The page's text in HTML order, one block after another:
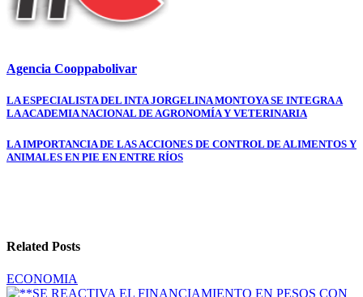
Agencia Cooppabolivar
Navegación
de
entradas
LA ESPECIALISTA DEL INTA JORGELINA MONTOYA SE INTEGRA A
LA ACADEMIA NACIONAL DE AGRONOMÍA Y VETERINARIA
LA IMPORTANCIA DE LAS ACCIONES DE CONTROL DE ALIMENTOS Y
ANIMALES EN PIE EN ENTRE RÍOS
Related Posts
ECONOMIA